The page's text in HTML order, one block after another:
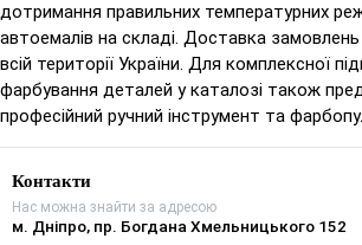
високий блиск;
яскраві кольори;
відмінна покриваність, низька
збереження кольору протягом
стійкість до атмосферних явищ;
висока еластичність;
подряпин.
дотримання правильних температурних
автоемалів на складі. Доставка
всій території України. Для комплексної
фарбування деталей у каталозі також
професійний ручний інструмент та
Контакти
Нас можна знайти за адресою
м. Дніпро, пр. Богдана Хмельницького 152